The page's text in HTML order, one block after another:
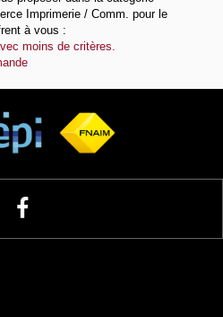
Imprimerie / Comm. pour le
à vous :
moins de critères.